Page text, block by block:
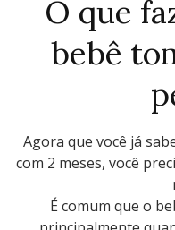
O que
bebê
Agora que você já
com 2 meses, você
É comum que o